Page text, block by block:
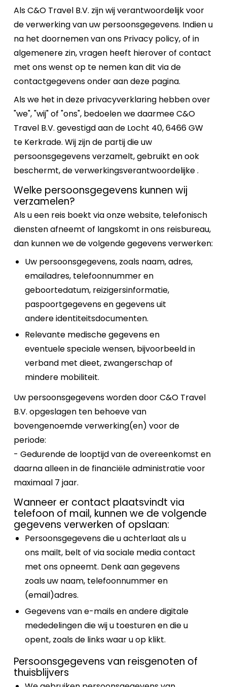
Als C&O Travel B.V. zijn wij verantwoordelijk voor
de verwerking van uw persoonsgegevens. Indien u
na het doornemen van ons Privacy policy, of in
algemenere zin, vragen heeft hierover of contact
met ons wenst op te nemen kan dit via de
contactgegevens onder aan deze pagina.
Als we het in deze privacyverklaring hebben over
"we", "wij" of "ons", bedoelen we daarmee C&O
Travel B.V. gevestigd aan de Locht 40, 6466 GW
te Kerkrade. Wij zijn de partij die uw
persoonsgegevens verzamelt, gebruikt en ook
beschermt, de verwerkingsverantwoordelijke .
Welke persoonsgegevens kunnen wij
verzamelen?
Als u een reis boekt via onze website, telefonisch
diensten afneemt of langskomt in ons reisbureau,
dan kunnen we de volgende gegevens verwerken:
Uw persoonsgegevens, zoals naam, adres,
emailadres, telefoonnummer en
geboortedatum, reizigersinformatie,
paspoortgegevens en gegevens uit
andere identiteitsdocumenten.
Relevante medische gegevens en
eventuele speciale wensen, bijvoorbeeld in
verband met dieet, zwangerschap of
mindere mobiliteit.
Uw persoonsgegevens worden door C&O Travel
B.V. opgeslagen ten behoeve van
bovengenoemde verwerking(en) voor de
periode:
- Gedurende de looptijd van de overeenkomst en
daarna alleen in de financiële administratie voor
maximaal 7 jaar.
Wanneer er contact plaatsvindt via
telefoon of mail, kunnen we de volgende
gegevens verwerken of opslaan:
Persoonsgegevens die u achterlaat als u
ons mailt, belt of via sociale media contact
met ons opneemt. Denk aan gegevens
zoals uw naam, telefoonnummer en
(email)adres.
Gegevens van e-mails en andere digitale
mededelingen die wij u toesturen en die u
opent, zoals de links waar u op klikt.
Persoonsgegevens van reisgenoten of
thuisblijvers